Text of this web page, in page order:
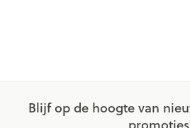
Blijf op de hoogte van